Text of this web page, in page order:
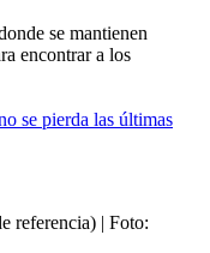
se mantienen
encontrar a los
se pierda las últimas
referencia) | Foto: